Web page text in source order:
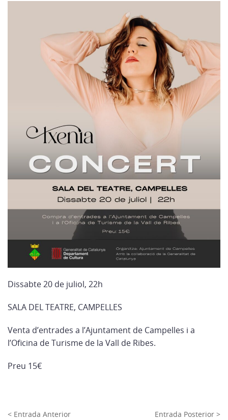
Dissabte 20 de juliol, 22h
SALA DEL TEATRE, CAMPELLES
Venta d’entrades a l’Ajuntament de Campelles i a
l’Oficina de Turisme de la Vall de Ribes.
Preu 15€
< Entrada Anterior Entrada Posterior >